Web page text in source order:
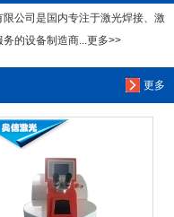
公司是国内专注于激光焊接、激
的设备制造商...更多>>
更多